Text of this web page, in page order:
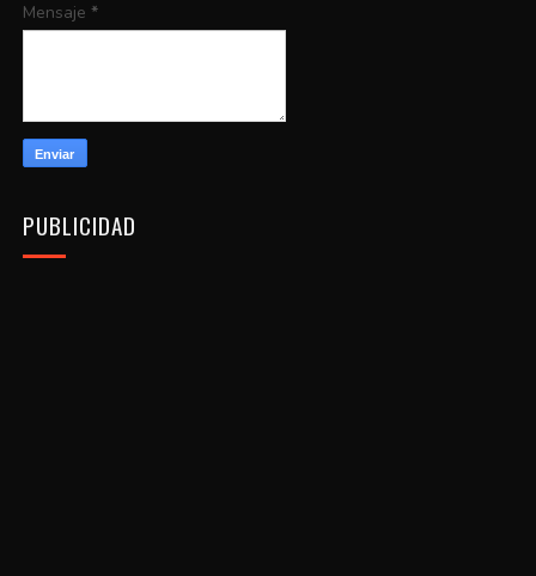
Mensaje *
PUBLICIDAD